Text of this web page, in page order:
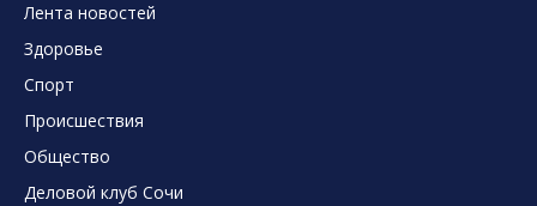
Лента новостей
Здоровье
Спорт
Происшествия
Общество
Деловой клуб Сочи